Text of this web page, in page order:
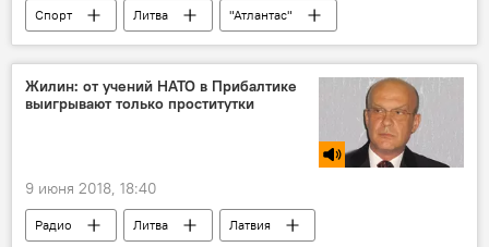
Спорт Литва "Атлантас"
Жилин: от учений НАТО в Прибалтике
выигрывают только проститутки
9 июня 2018, 18:40
Радио Литва
Латвия